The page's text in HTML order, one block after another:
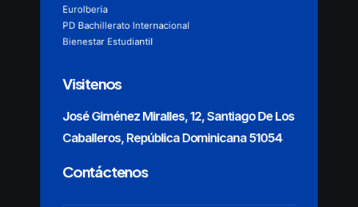
EuroIberia
PD Bachillerato Internacional
Bienestar Estudiantil
Visitenos
José Giménez Miralles, 12, Santiago De Los
Caballeros, República Dominicana 51054
Contáctenos